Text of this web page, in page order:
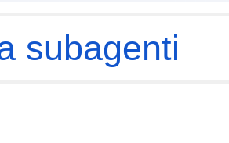
subagenti